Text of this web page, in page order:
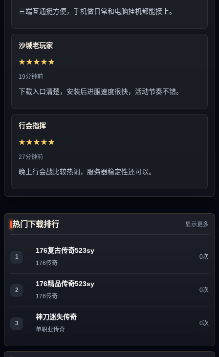
三端互通挺方便，手机做日常和电脑挂机都能接上。
沙城老玩家
★★★★★
19分钟前
下载入口清楚，安装后进服速度很快，活动节奏不错。
行会指挥
★★★★★
27分钟前
晚上行会战比较热闹，服务器稳定性还可以。
热门下载排行 显示更多
1
176复古传奇523sy
176传奇
0次
2
176精品传奇523sy
176传奇
0次
3
神刀迷失传奇
单职业传奇
0次